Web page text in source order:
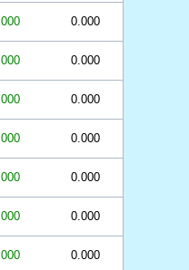
0.000
0.000
0.000
0.000
0.000
0.000
0.000